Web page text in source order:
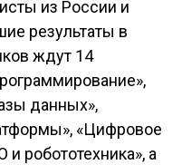
из России и
результаты в
ждут 14
данных»,
«Цифровое
робототехника», а